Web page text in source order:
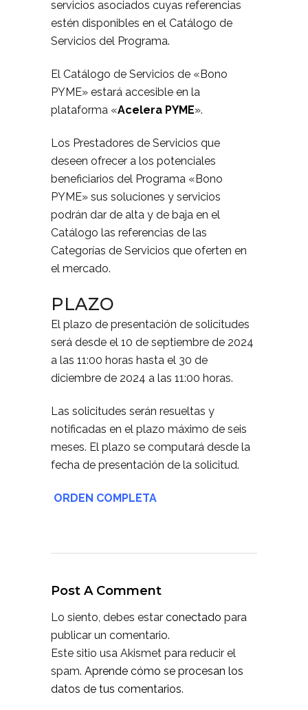
servicios asociados cuyas referencias
estén disponibles en el Catálogo de
Servicios del Programa.
El Catálogo de Servicios de «Bono
PYME» estará accesible en la
plataforma «Acelera PYME».
Los Prestadores de Servicios que
deseen ofrecer a los potenciales
beneficiarios del Programa «Bono
PYME» sus soluciones y servicios
podrán dar de alta y de baja en el
Catálogo las referencias de las
Categorías de Servicios que oferten en
el mercado.
PLAZO
El plazo de presentación de solicitudes
será desde el 10 de septiembre de 2024
a las 11:00 horas hasta el 30 de
diciembre de 2024 a las 11:00 horas.
Las solicitudes serán resueltas y
notificadas en el plazo máximo de seis
meses. El plazo se computará desde la
fecha de presentación de la solicitud.
ORDEN COMPLETA
Post A Comment
Lo siento, debes estar conectado para
publicar un comentario.
Este sitio usa Akismet para reducir el
spam. Aprende cómo se procesan los
datos de tus comentarios.